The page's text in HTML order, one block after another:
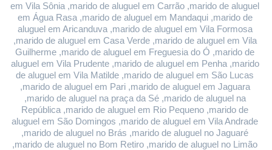
em Vila Sônia ,marido de aluguel em Carrão ,marido de aluguel
em Água Rasa ,marido de aluguel em Mandaqui ,marido de
aluguel em Aricanduva ,marido de aluguel em Vila Formosa
,marido de aluguel em Casa Verde ,marido de aluguel em Vila
Guilherme ,marido de aluguel em Freguesia do Ó ,marido de
aluguel em Vila Prudente ,marido de aluguel em Penha ,marido
de aluguel em Vila Matilde ,marido de aluguel em São Lucas
,marido de aluguel em Pari ,marido de aluguel em Jaguara
,marido de aluguel na praça da Sé ,marido de aluguel na
República ,marido de aluguel em Rio Pequeno ,marido de
aluguel em São Domingos ,marido de aluguel em Vila Andrade
,marido de aluguel no Brás ,marido de aluguel no Jaguaré
,marido de aluguel no Bom Retiro ,marido de aluguel no Limão